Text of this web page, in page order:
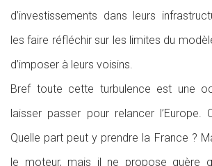
d’investissements dans leurs
les faire réfléchir sur les limites du
d’imposer à leurs voisins.
Bref toute cette turbulence est une
laisser passer pour relancer l’Europe.
Quelle part peut y prendre la France ?
le moteur, mais il ne propose guère